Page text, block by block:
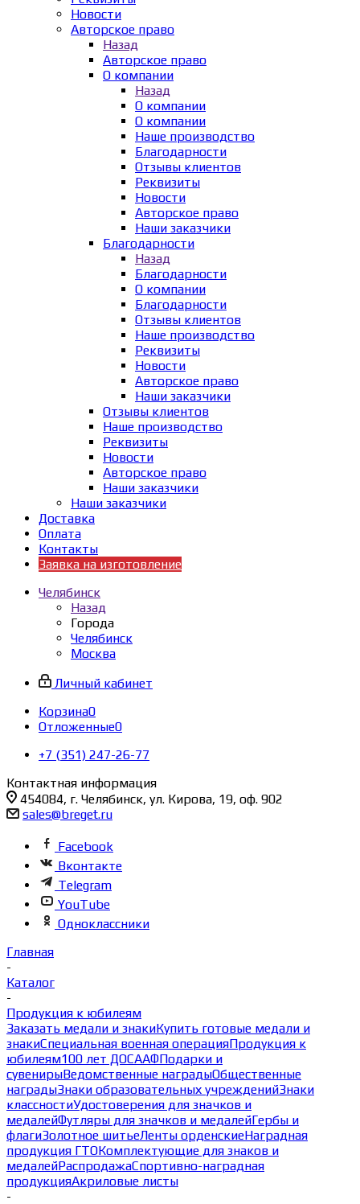
Новости
Авторское право
Назад
Авторское право
О компании
Назад
О компании
О компании
Наше производство
Благодарности
Отзывы клиентов
Реквизиты
Новости
Авторское право
Наши заказчики
Благодарности
Назад
Благодарности
О компании
Благодарности
Отзывы клиентов
Наше производство
Реквизиты
Новости
Авторское право
Наши заказчики
Отзывы клиентов
Наше производство
Реквизиты
Новости
Авторское право
Наши заказчики
Наши заказчики
Доставка
Оплата
Контакты
Заявка на изготовление
Челябинск
Назад
Города
Челябинск
Москва
Личный кабинет
Корзина0
Отложенные0
+7 (351) 247-26-77
Контактная информация
454084, г. Челябинск, ул. Кирова, 19, оф. 902
sales@breget.ru
Facebook
Вконтакте
Telegram
YouTube
Одноклассники
Главная
-
Каталог
-
Продукция к юбилеям
Заказать медали и знакиКупить готовые медали и
знакиСпециальная военная операцияПродукция к
юбилеям100 лет ДОСААФПодарки и
сувенирыВедомственные наградыОбщественные
наградыЗнаки образовательных учрежденийЗнаки
классностиУдостоверения для значков и
медалейФутляры для значков и медалейГербы и
флагиЗолотное шитьеЛенты орденскиеНаградная
продукция ГТОКомплектующие для знаков и
медалейРаспродажаСпортивно-наградная
продукцияАкриловые листы
-